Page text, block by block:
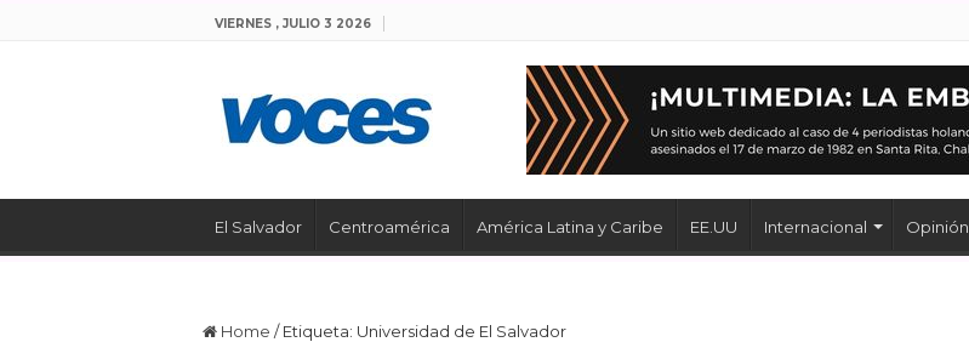
VIERNES , JULIO 3 2026
El Salvador Centroamérica América Latina y Caribe EE.UU Internacional Opinión
Home / Etiqueta: Universidad de El Salvador